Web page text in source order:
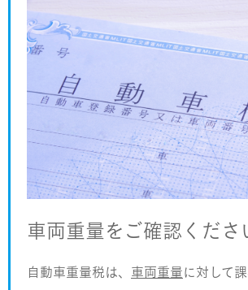
車両重量をご確認くださ
自動車重量税は、 車両重量に対して